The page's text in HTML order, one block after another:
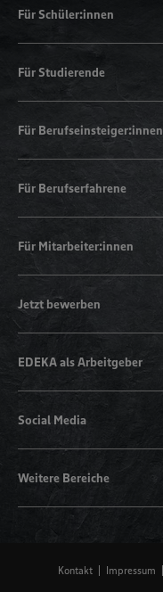
Für Schüler:innen
Für Studierende
Für Berufseinsteiger:innen
Für Berufserfahrene
Für Mitarbeiter:innen
Jetzt bewerben
EDEKA als Arbeitgeber
Social Media
Weitere Bereiche
Kontakt Impressum